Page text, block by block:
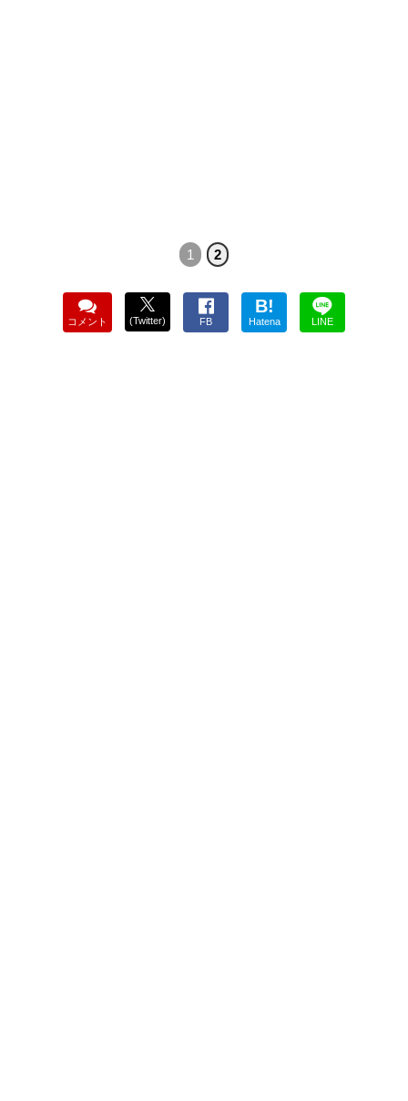
1 2
コメント (Twitter) FB
B!
Hatena LINE